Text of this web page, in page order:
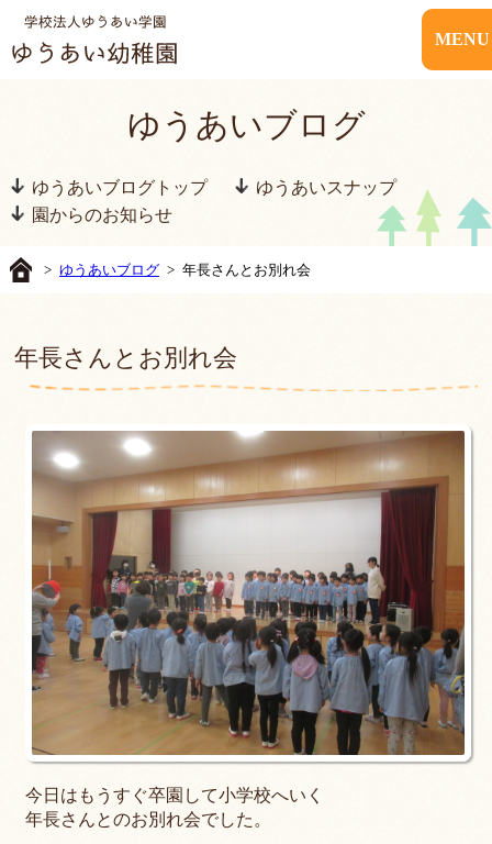
MENU
ゆうあいブログ
ゆうあいブログトップ
ゆうあいスナップ
園からのお知らせ
> ゆうあいブログ> 年長さんとお別れ会
年長さんとお別れ会
今日はもうすぐ卒園して小学校へいく
年長さんとのお別れ会でした。